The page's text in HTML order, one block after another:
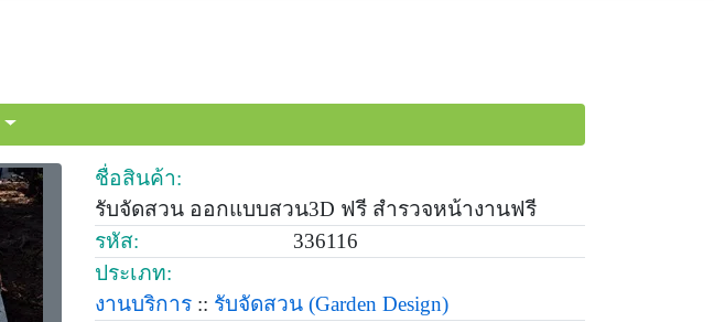
ชื่อสินค้า:
รับจัดสวน ออกแบบสวน3D ฟรี สำรวจหน้างานฟรี
รหัส:
336116
ประเภท:
งานบริการ :: รับจัดสวน (Garden Design)